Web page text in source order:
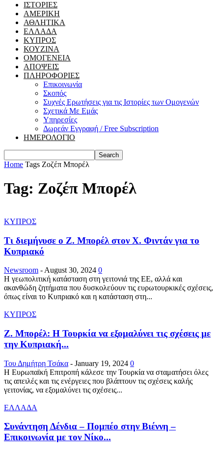
ΙΣΤΟΡΙΕΣ
ΑΜΕΡΙΚΗ
ΑΘΛΗΤΙΚΑ
ΕΛΛΑΔΑ
ΚΥΠΡΟΣ
ΚΟΥΖΙΝΑ
ΟΜΟΓΕΝΕΙΑ
ΑΠΟΨΕΙΣ
ΠΛΗΡΟΦΟΡΙΕΣ
Επικοινωνία
Σκοπός
Συχνές Ερωτήσεις για τις Ιστορίες των Ομογενών
Σχετικά Με Εμάς
Υπηρεσίες
Δωρεάν Εγγραφή / Free Subscription
ΗΜΕΡΟΛΟΓΙΟ
Home Tags Ζοζέπ Μπορέλ
Tag: Ζοζέπ Μπορέλ
ΚΥΠΡΟΣ
Τι διεμήνυσε ο Ζ. Μπορέλ στον Χ. Φιντάν για το
Κυπριακό
Newsroom - August 30, 2024 0
Η γεωπολιτική κατάσταση στη γειτονιά της ΕΕ, αλλά και
ακανθώδη ζητήματα που δυσκολεύουν τις ευρωτουρκικές σχέσεις,
όπως είναι το Κυπριακό και η κατάσταση στη...
ΚΥΠΡΟΣ
Ζ. Μπορέλ: Η Τουρκία να εξομαλύνει τις σχέσεις με
την Κυπριακή...
Του Δημήτρη Τσάκα - January 19, 2024 0
Η Ευρωπαϊκή Επιτροπή κάλεσε την Τουρκία να σταματήσει όλες
τις απειλές και τις ενέργειες που βλάπτουν τις σχέσεις καλής
γειτονίας, να εξομαλύνει τις σχέσεις...
ΕΛΛΑΔΑ
Συνάντηση Δένδια – Πομπέο στην Βιέννη –
Επικοινωνία με τον Νίκο...